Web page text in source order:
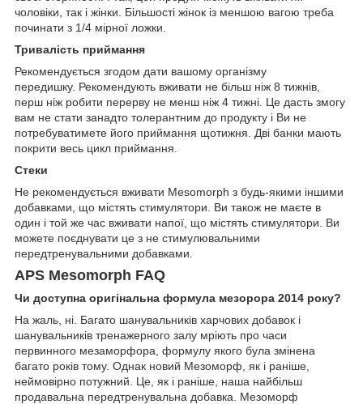
чоловіки, так і жінки. Більшості жінок із меншою вагою треба
починати з 1/4 мірної ложки.
Тривалість приймання
Рекомендується згодом дати вашому організму
передишку. Рекомендують вживати не більш ніж 8 тижнів,
перш ніж робити перерву не менш ніж 4 тижні. Це дасть змогу
вам не стати занадто толерантним до продукту і Ви не
потребуватимете його приймання щотижня. Дві банки мають
покрити весь цикл приймання.
Стеки
Не рекомендується вживати Mesomorph з будь-якими іншими
добавками, що містять стимулятори. Ви також не маєте в
один і той же час вживати напої, що містять стимулятори. Ви
можете поєднувати це з не стимулювальними
передтренувальними добавками.
APS Mesomorph FAQ
Чи доступна оригінальна формула мезорора 2014 року?
На жаль, ні. Багато шанувальників харчових добавок і
шанувальників тренажерного залу мріють про часи
первинного мезаморфора, формулу якого була змінена
багато років тому. Однак новий Мезоморф, як і раніше,
неймовірно потужний. Це, як і раніше, наша найбільш
продавальна передтренувальна добавка. Мезоморф